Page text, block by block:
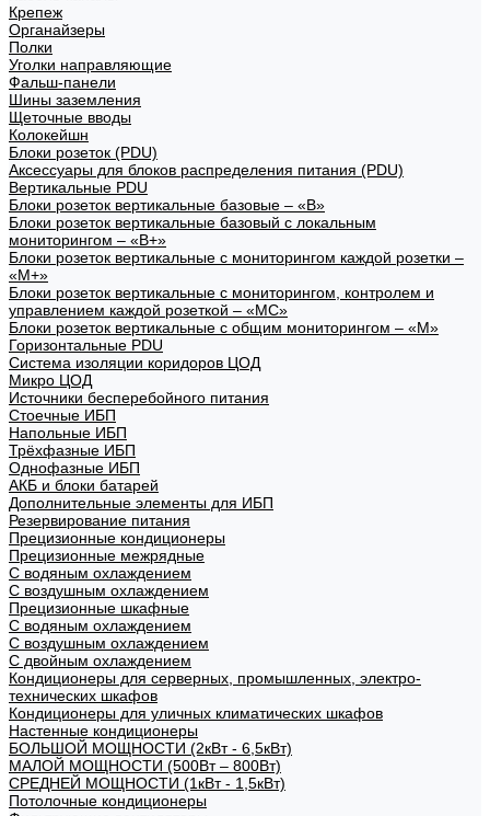
Крепеж
Органайзеры
Полки
Уголки направляющие
Фальш-панели
Шины заземления
Щеточные вводы
Колокейшн
Блоки розеток (PDU)
Аксессуары для блоков распределения питания (PDU)
Вертикальные PDU
Блоки розеток вертикальные базовые – «В»
Блоки розеток вертикальные базовый с локальным
мониторингом – «В+»
Блоки розеток вертикальные с мониторингом каждой розетки –
«М+»
Блоки розеток вертикальные с мониторингом, контролем и
управлением каждой розеткой – «МС»
Блоки розеток вертикальные с общим мониторингом – «М»
Горизонтальные PDU
Система изоляции коридоров ЦОД
Микро ЦОД
Источники бесперебойного питания
Стоечные ИБП
Напольные ИБП
Трёхфазные ИБП
Однофазные ИБП
АКБ и блоки батарей
Дополнительные элементы для ИБП
Резервирование питания
Прецизионные кондиционеры
Прецизионные межрядные
С водяным охлаждением
С воздушным охлаждением
Прецизионные шкафные
С водяным охлаждением
С воздушным охлаждением
С двойным охлаждением
Кондиционеры для серверных, промышленных, электро-
технических шкафов
Кондиционеры для уличных климатических шкафов
Настенные кондиционеры
БОЛЬШОЙ МОЩНОСТИ (2кВт - 6,5кВт)
МАЛОЙ МОЩНОСТИ (500Вт – 800Вт)
СРЕДНЕЙ МОЩНОСТИ (1кВт - 1,5кВт)
Потолочные кондиционеры